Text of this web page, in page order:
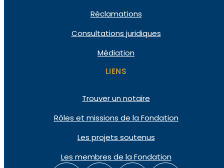
Réclamations
Consultations juridiques
Médiation
LIENS
Trouver un notaire
Rôles et missions de la Fondation
Les projets soutenus
Les membres de la Fondation